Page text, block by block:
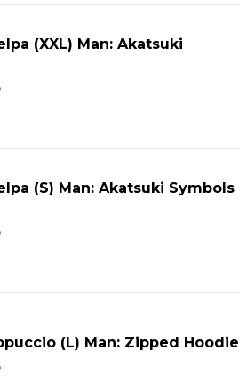
(XXL) Man: Akatsuki
(S) Man: Akatsuki Symbols
(L) Man: Zipped Hoodie